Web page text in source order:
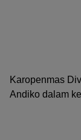
Karopenmas
Andiko dalam